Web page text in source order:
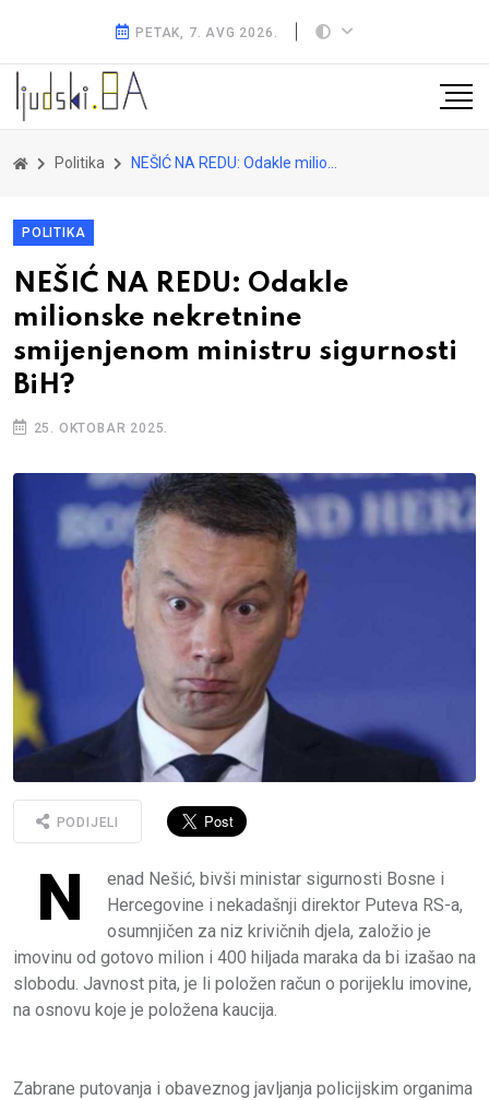
PETAK, 7. AVG 2026.
Politika NEŠIĆ NA REDU: Odakle milionske nekretnine smijenjenom ministru sigurnosti BiH?
POLITIKA
NEŠIĆ NA REDU: Odakle
milionske nekretnine
smijenjenom ministru sigurnosti
BiH?
25. OKTOBAR 2025.
PODIJELI
N
enad Nešić, bivši ministar sigurnosti Bosne i
Hercegovine i nekadašnji direktor Puteva RS-a,
osumnjičen za niz krivičnih djela, založio je
imovinu od gotovo milion i 400 hiljada maraka da bi izašao na
slobodu. Javnost pita, je li položen račun o porijeklu imovine,
na osnovu koje je položena kaucija.
Zabrane putovanja i obaveznog javljanja policijskim organima